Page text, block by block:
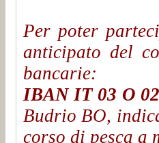
Per poter
anticipato del
bancarie:
IBAN IT 03 O
Budrio BO,
corso di pesca a